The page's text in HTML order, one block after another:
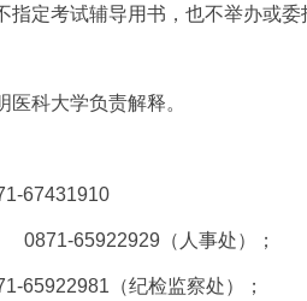
指定考试辅导用书，也不举办或
医科大学负责解释。
67431910
0871-65922929（人事处）；
65922981（纪检监察处）；